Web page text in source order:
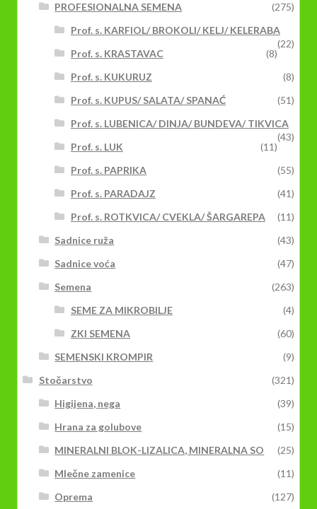
PROFESIONALNA SEMENA
(275)
Prof. s. KARFIOL/ BROKOLI/ KELJ/ KELERABA
(22)
Prof. s. KRASTAVAC
(8)
Prof. s. KUKURUZ
(8)
Prof. s. KUPUS/ SALATA/ SPANAĆ
(51)
Prof. s. LUBENICA/ DINJA/ BUNDEVA/ TIKVICA
(43)
Prof. s. LUK
(11)
Prof. s. PAPRIKA
(55)
Prof. s. PARADAJZ
(41)
Prof. s. ROTKVICA/ CVEKLA/ ŠARGAREPA
(11)
Sadnice ruža
(43)
Sadnice voća
(47)
Semena
(263)
SEME ZA MIKROBILJE
(4)
ZKI SEMENA
(60)
SEMENSKI KROMPIR
(9)
Stočarstvo
(321)
Higijena, nega
(39)
Hrana za golubove
(15)
MINERALNI BLOK-LIZALICA, MINERALNA SO
(25)
Mlečne zamenice
(11)
Oprema
(127)